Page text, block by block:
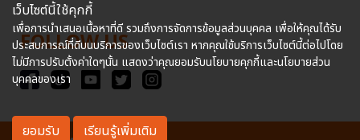
FOLLOW US
เว็บไซต์นี้ใช้คุกกี้
เพื่อการนำเสนอเนื้อหาที่ดี รวมถึงการจัดการข้อมูลส่วนบุคคล เพื่อให้คุณได้รับ
ประสบการณ์ที่ดีบนบริการของเว็บไซต์เรา หากคุณใช้บริการเว็บไซต์นี้ต่อไปโดย
ไม่มีการปรับตั้งค่าใดๆนั้น แสดงว่าคุณยอมรับนโยบายคุกกี้และนโยบายส่วน
บุคคลของเรา
ยอมรับ เรียนรู้เพิ่มเติม